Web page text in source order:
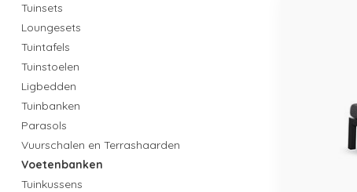
Tuinsets
Loungesets
Tuintafels
Tuinstoelen
Ligbedden
Tuinbanken
Parasols
Vuurschalen en Terrashaarden
Voetenbanken
Tuinkussens